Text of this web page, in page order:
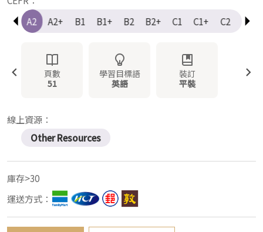
A1+
A2 A2+ B1 B1+ B2 B2+ C1 C1+ C2
頁數
51
學習目標語
英語
裝訂
平裝
線上資源：
Other Resources
庫存>30
運送方式：